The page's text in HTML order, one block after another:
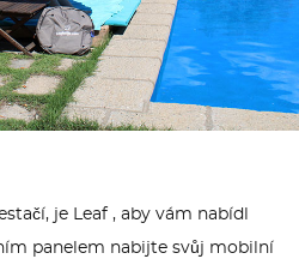
je Leaf , aby vám nabídl
panelem nabijte svůj mobilní